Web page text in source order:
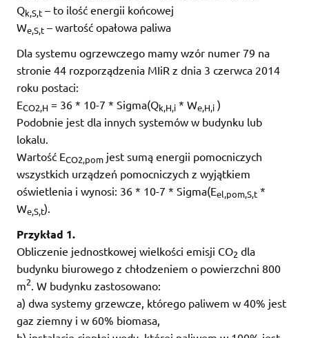
Qk,S,t – to ilość energii końcowej
We,S,t – wartość opałowa paliwa
Dla systemu ogrzewczego mamy wzór numer 79 na
stronie 44 rozporządzenia MIiR z dnia 3 czerwca 2014
roku postaci:
ECO2,H = 36 * 10-7 * Sigma(Qk,H,i * We,H,i )
Podobnie jest dla innych systemów w budynku lub
lokalu.
Wartość ECO2,pom jest sumą energii pomocniczych
wszystkich urządzeń pomocniczych z wyjątkiem
oświetlenia i wynosi: 36 * 10-7 * Sigma(Eel,pom,S,t *
We,S,t).
Przykład 1.
Obliczenie jednostkowej wielkości emisji CO2 dla
budynku biurowego z chłodzeniem o powierzchni 800
m2 . W budynku zastosowano:
a) dwa systemy grzewcze, którego paliwem w 40% jest
gaz ziemny i w 60% biomasa,